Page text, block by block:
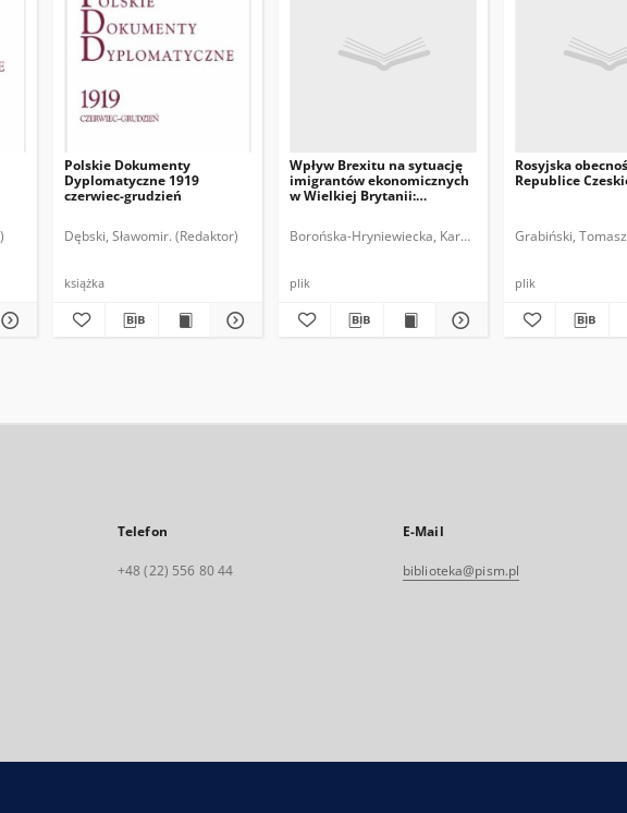
Polskie Dokumenty
Dyplomatyczne 1919
czerwiec-grudzień
Dębski, Sławomir. (Redaktor)
książka
Wpływ Brexitu na sytuację
imigrantów ekonomicznych
w Wielkiej Brytanii:
Borońska-Hryniewiecka, Karolina.
plik
Rosyjska
Republice
Grabiński,
plik
Telefon
+48 (22) 556 80 44
E-Mail
biblioteka@pism.pl